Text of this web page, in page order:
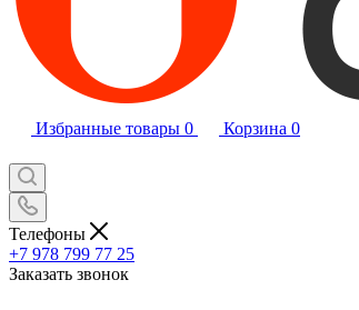
Избранные товары 0 Корзина 0
Телефоны
+7 978 799 77 25
Заказать звонок